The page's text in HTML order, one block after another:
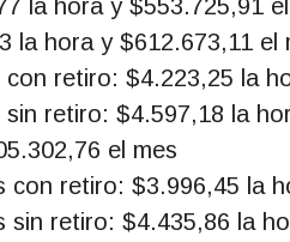
la hora y $553.725,91
la hora y $612.673,11 el
retiro: $4.223,25 la
retiro: $4.597,18 la
el mes
con retiro: $3.996,45 la
sin retiro: $4.435,86 la